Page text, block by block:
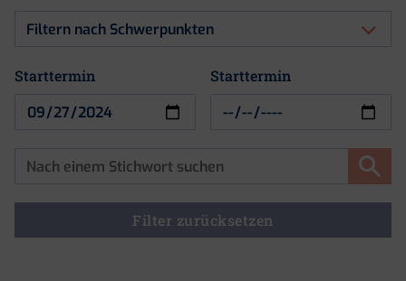
der
Filtern
Starttermin Starttermin
Starttermin
Filter zurücksetzen